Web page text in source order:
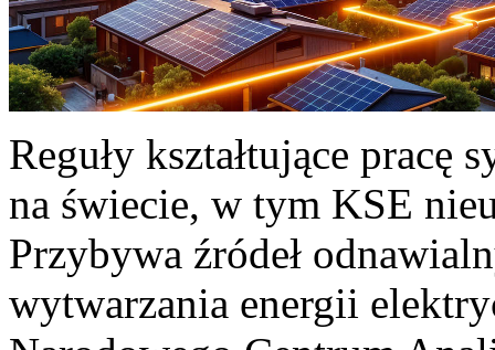
Reguły kształtujące pracę
na świecie, w tym KSE
Przybywa źródeł
wytwarzania energii